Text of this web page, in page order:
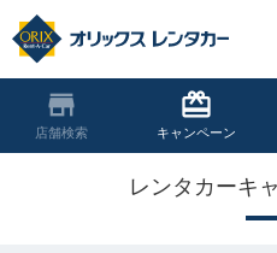
店舗 キャンペーン
レンタカーキ